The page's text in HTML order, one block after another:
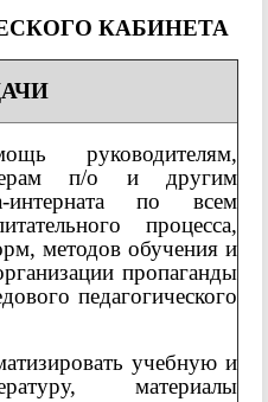
КАБИНЕТА
руководителям,
п/о и другим
интерната по всем
процесса,
методов обучения и
пропаганды
педагогического
учебную и
материалы